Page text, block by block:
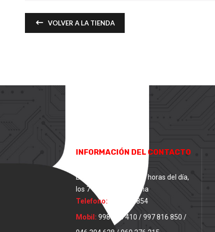
VOLVER A LA TIENDA
INFORMACIÓN DEL CONTACTO
Llámanos gratis las 24 horas del día,
los 7 días de la semana
Telefono: 01 329 7854
Mobil: 998 226 410 / 997 816 850 /